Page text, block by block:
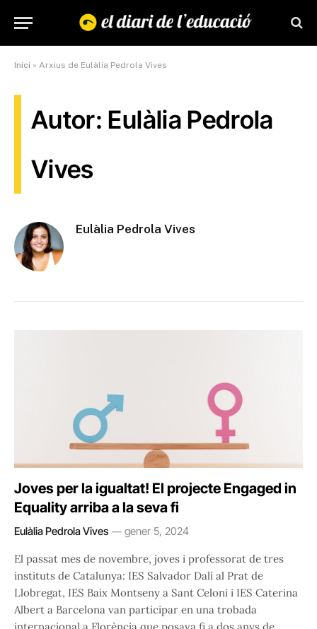
Inici » Arxius de Eulàlia Pedrola Vives
Autor: Eulàlia Pedrola
Vives
Eulàlia Pedrola Vives
Joves per la igualtat! El projecte Engaged in
Equality arriba a la seva fi
Eulàlia Pedrola Vives gener 5, 2024
El passat mes de novembre, joves i professorat de tres
instituts de Catalunya: IES Salvador Dalí al Prat de
Llobregat, IES Baix Montseny a Sant Celoni i IES Caterina
Albert a Barcelona van participar en una trobada